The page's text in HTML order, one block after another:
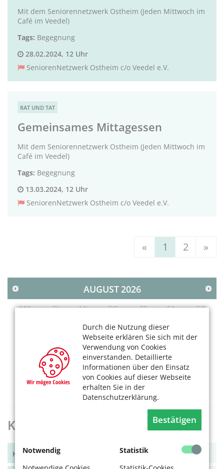
Durch die Nutzung dieser
Webseite erklären Sie sich mit der
Verwendung von Cookies
einverstanden. Detaillierte
Informationen über den Einsatz
von Cookies auf dieser Webseite
erhalten Sie in der
Datenschutzerklärung.
Bestätigen
Notwendig
Statistik
Mit dem Seniorennetzwerk Ostheim (Jeden Mittwoch im
Café im Veedel)
Tags: Begegnung
28.02.2024, 12 Uhr
SeniorenNetzwerk Ostheim c/o Veedel e.V.
RAT UND TAT
Gemeinsames Mittagessen
Mit dem Seniorennetzwerk Ostheim (Jeden Mittwoch im
Café im Veedel)
Tags: Begegnung
13.03.2024, 12 Uhr
SeniorenNetzwerk Ostheim c/o Veedel e.V.
« 1 2 »
AUGUST 2026
MO DI MI DO FR SA
SO
1
5 6 7 8
11 12 13 14
18 19 20 21 22
24
25 26 27 28 29
KölnerLeben Archiv
KölnerLeben Winter 2025